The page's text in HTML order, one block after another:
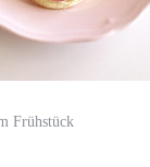
Frühstück